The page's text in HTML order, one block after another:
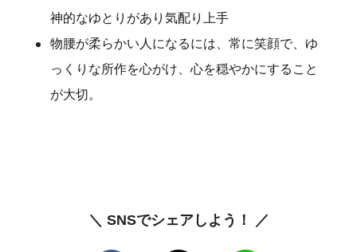
神的なゆとりがあり気配り上手
物腰が柔らかい人になるには、常に笑顔で、ゆ
っくりな所作を心がけ、心を穏やかにすること
が大切。
＼ SNSでシェアしよう！ ／